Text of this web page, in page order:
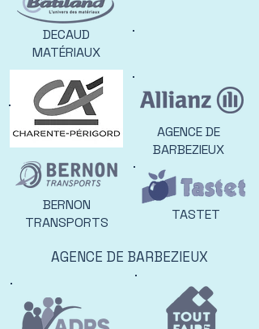
DECAUD
MATÉRIAUX
BERNON
TRANSPORTS
AGENCE DE
BARBEZIEUX
TASTET
AGENCE DE BARBEZIEUX